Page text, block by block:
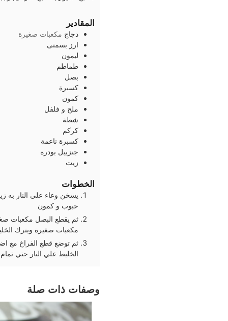
المقادير
دجاج مكعبات صغيرة
ارز بسمتى
ليمون
طماطم
بصل
كسبرة
كمون
ملح و فلفل
شطة
كركم
كسبرة ناعمة
جنزبيل بودرة
زيت
الخطوات
يسخن وعاء علي النار به
حبوب و كمون
ثم يقطع البصل مكعبات
مكعبات صغيرة ويترك
ثم توضع قطع الفراخ مع
الخليط علي النار حتي
وصفات ذات صلة